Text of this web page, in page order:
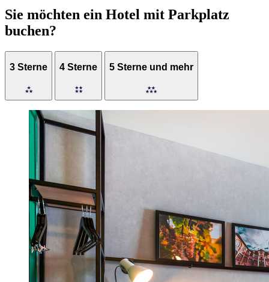
Sie möchten ein Hotel mit Parkplatz
buchen?
3 Sterne 4 Sterne 5 Sterne und mehr